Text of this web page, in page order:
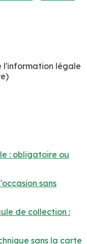
l'information légale
: obligatoire ou
sans
de collection :
sans la carte